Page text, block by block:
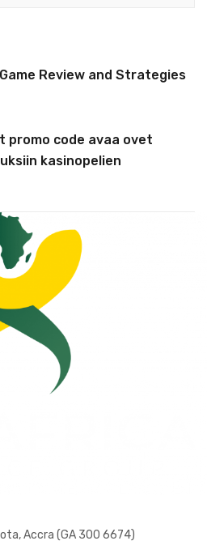
Review and Strategies
promo code avaa ovet
kasinopelien
Accra (GA 300 6674)